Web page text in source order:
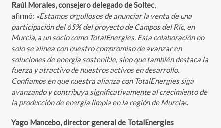
Raúl Morales, consejero delegado de Soltec,
afirmó: «Estamos orgullosos de anunciar la venta de una
participación del 65% del proyecto de Campos del Río, en
Murcia, a un socio como TotalEnergies. Esta colaboración no
solo se alinea con nuestro compromiso de avanzar en
soluciones de energía sostenible, sino que también destaca la
fuerza y atractivo de nuestros activos en desarrollo.
Confiamos en que nuestra alianza con TotalEnergies siga
avanzando y contribuya significativamente al crecimiento de
la producción de energía limpia en la región de Murcia«.
Yago Mancebo,director general de TotalEnergies